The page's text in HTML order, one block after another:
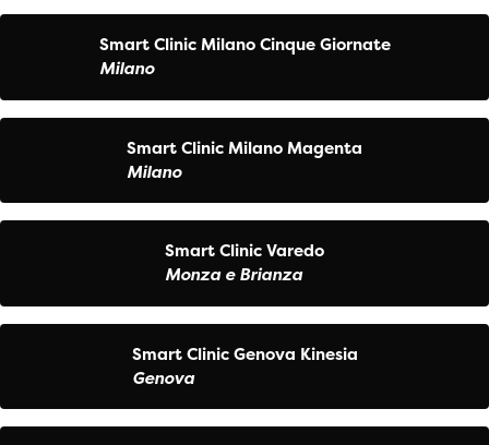
Smart Clinic Milano Cinque Giornate
Milano
Smart Clinic Milano Magenta
Milano
Smart Clinic Varedo
Monza e Brianza
Smart Clinic Genova Kinesia
Genova